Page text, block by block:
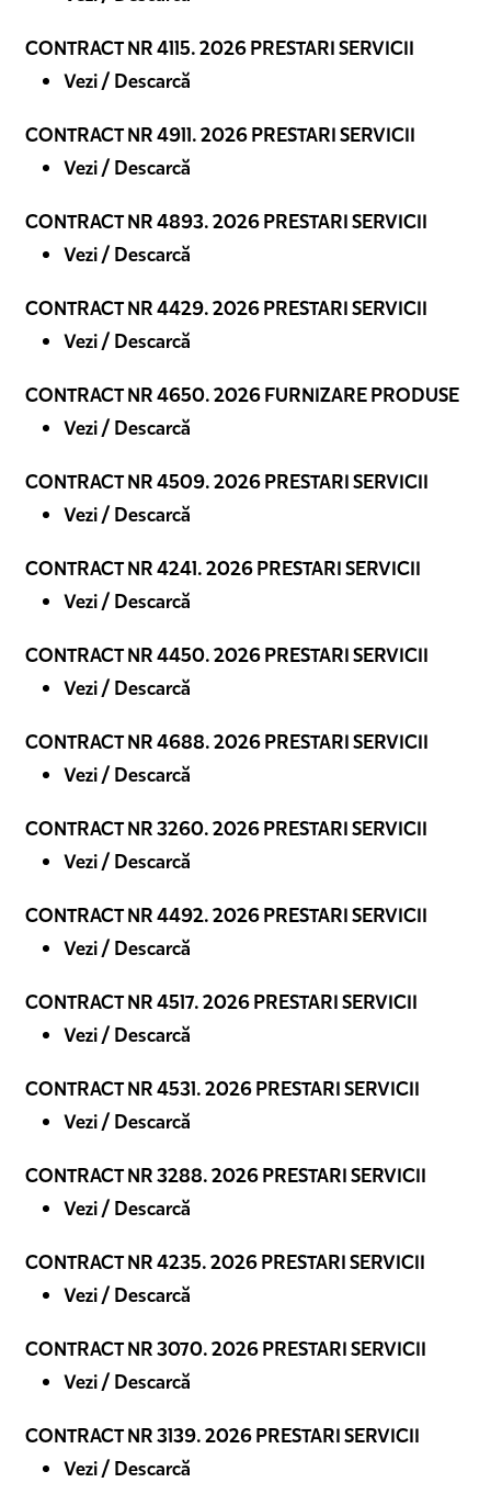
CONTRACT NR 4115. 2026 PRESTARI SERVICII
Vezi / Descarcă
CONTRACT NR 4911. 2026 PRESTARI SERVICII
Vezi / Descarcă
CONTRACT NR 4893. 2026 PRESTARI SERVICII
Vezi / Descarcă
CONTRACT NR 4429. 2026 PRESTARI SERVICII
Vezi / Descarcă
CONTRACT NR 4650. 2026 FURNIZARE PRODUSE
Vezi / Descarcă
CONTRACT NR 4509. 2026 PRESTARI SERVICII
Vezi / Descarcă
CONTRACT NR 4241. 2026 PRESTARI SERVICII
Vezi / Descarcă
CONTRACT NR 4450. 2026 PRESTARI SERVICII
Vezi / Descarcă
CONTRACT NR 4688. 2026 PRESTARI SERVICII
Vezi / Descarcă
CONTRACT NR 3260. 2026 PRESTARI SERVICII
Vezi / Descarcă
CONTRACT NR 4492. 2026 PRESTARI SERVICII
Vezi / Descarcă
CONTRACT NR 4517. 2026 PRESTARI SERVICII
Vezi / Descarcă
CONTRACT NR 4531. 2026 PRESTARI SERVICII
Vezi / Descarcă
CONTRACT NR 3288. 2026 PRESTARI SERVICII
Vezi / Descarcă
CONTRACT NR 4235. 2026 PRESTARI SERVICII
Vezi / Descarcă
CONTRACT NR 3070. 2026 PRESTARI SERVICII
Vezi / Descarcă
CONTRACT NR 3139. 2026 PRESTARI SERVICII
Vezi / Descarcă